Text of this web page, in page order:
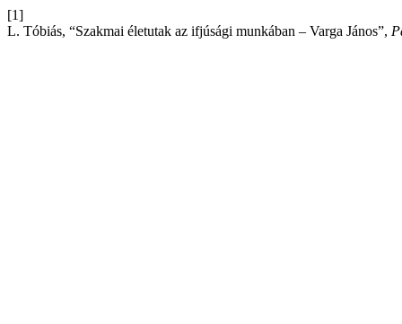
[1]
L. Tóbiás, “Szakmai életutak az ifjúsági munkában – Varga János”,